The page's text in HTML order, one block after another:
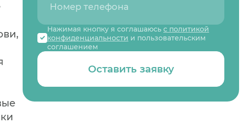
Нажимая кнопку я соглашаюсь с политикой
конфиденциальности и пользовательским
соглашением
Оставить заявку